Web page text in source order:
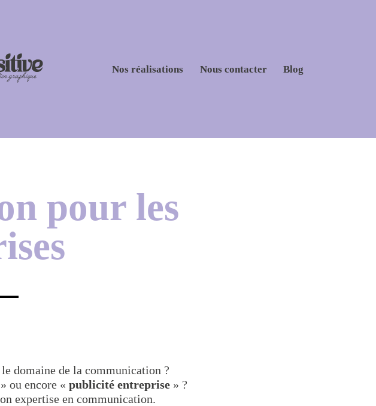
Nos réalisations Nous contacter Blog
pour les
le domaine de la communication ?
ou encore « publicité entreprise» ?
expertise en communication.